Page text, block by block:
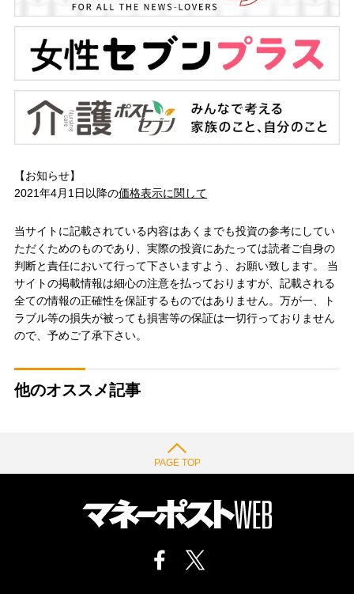
【お知らせ】
2021年4月1日以降の価格表示に関して
当サイトに記載されている内容はあくまでも投資の参考にしてい
ただくためのものであり、実際の投資にあたっては読者ご自身の
判断と責任において行って下さいますよう、お願い致します。 当
サイトの掲載情報は細心の注意を払っておりますが、記載される
全ての情報の正確性を保証するものではありません。万が一、ト
ラブル等の損失が被っても損害等の保証は一切行っておりません
ので、予めご了承下さい。
他のオススメ記事
PAGE TOP